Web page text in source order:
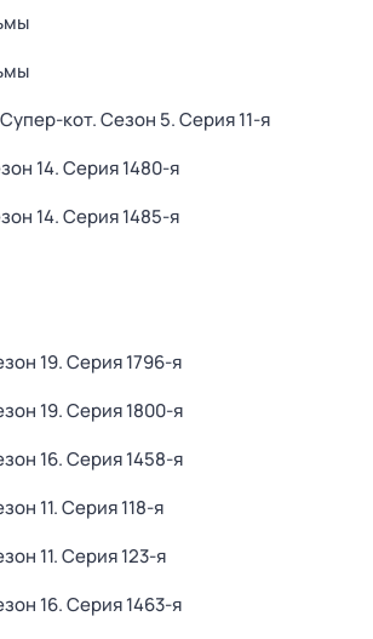
кот. Сезон 5. Серия 11-я
14. Серия 1480-я
14. Серия 1485-я
19. Серия 1796-я
19. Серия 1800-я
16. Серия 1458-я
11. Серия 118-я
11. Серия 123-я
16. Серия 1463-я